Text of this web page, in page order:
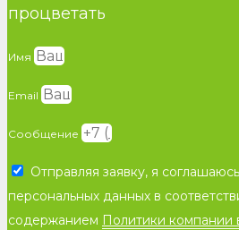
процветать
Имя
Email
Сообщение
Отправляя заявку, я
персональных данных в
содержанием Политики компании